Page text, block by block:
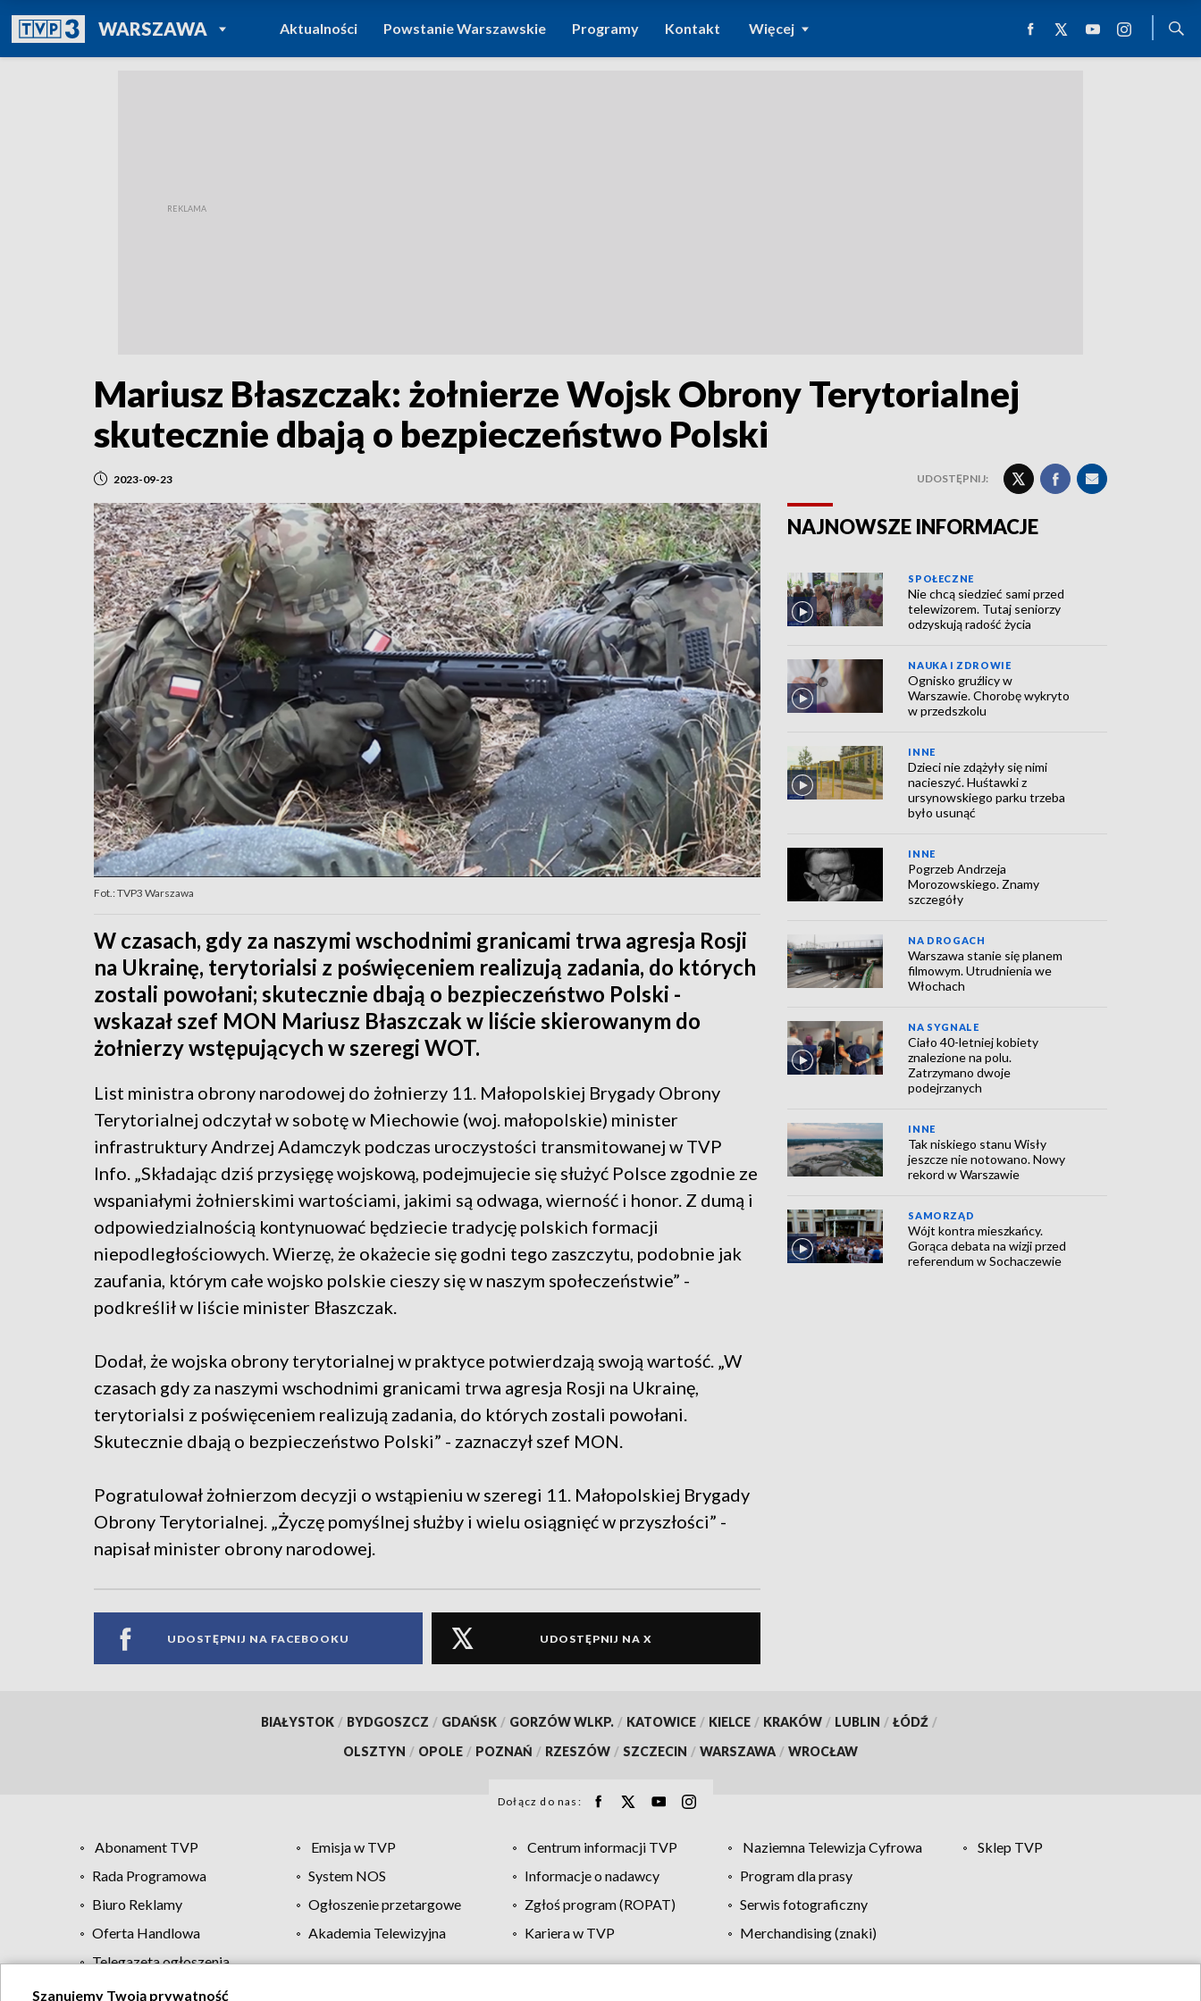
WARSZAWAPOWRÓT DO
TVP REGIONY
Aktualności Powstanie Warszawskie Programy Kontakt Więcej
Mariusz Błaszczak: żołnierze Wojsk Obrony Terytorialnej
skutecznie dbają o bezpieczeństwo Polski
2023-09-23 UDOSTĘPNIJ:
Fot.: TVP3 Warszawa
W czasach, gdy za naszymi wschodnimi granicami trwa agresja Rosji
na Ukrainę, terytorialsi z poświęceniem realizują zadania, do których
zostali powołani; skutecznie dbają o bezpieczeństwo Polski -
wskazał szef MON Mariusz Błaszczak w liście skierowanym do
żołnierzy wstępujących w szeregi WOT.
List ministra obrony narodowej do żołnierzy 11. Małopolskiej Brygady Obrony
Terytorialnej odczytał w sobotę w Miechowie (woj. małopolskie) minister
infrastruktury Andrzej Adamczyk podczas uroczystości transmitowanej w TVP
Info. „Składając dziś przysięgę wojskową, podejmujecie się służyć Polsce zgodnie ze
wspaniałymi żołnierskimi wartościami, jakimi są odwaga, wierność i honor. Z dumą i
odpowiedzialnością kontynuować będziecie tradycję polskich formacji
niepodległościowych. Wierzę, że okażecie się godni tego zaszczytu, podobnie jak
zaufania, którym całe wojsko polskie cieszy się w naszym społeczeństwie” -
podkreślił w liście minister Błaszczak.
Dodał, że wojska obrony terytorialnej w praktyce potwierdzają swoją wartość. „W
czasach gdy za naszymi wschodnimi granicami trwa agresja Rosji na Ukrainę,
terytorialsi z poświęceniem realizują zadania, do których zostali powołani.
Skutecznie dbają o bezpieczeństwo Polski” - zaznaczył szef MON.
Pogratulował żołnierzom decyzji o wstąpieniu w szeregi 11. Małopolskiej Brygady
Obrony Terytorialnej. „Życzę pomyślnej służby i wielu osiągnięć w przyszłości” -
napisał minister obrony narodowej.
UDOSTĘPNIJ NA FACEBOOKU UDOSTĘPNIJ NA X
NAJNOWSZE INFORMACJE
SPOŁECZNE
Nie chcą siedzieć sami przed
telewizorem. Tutaj seniorzy
odzyskują radość życia
NAUKA I ZDROWIE
Ognisko gruźlicy w
Warszawie. Chorobę wykryto
w przedszkolu
INNE
Dzieci nie zdążyły się nimi
nacieszyć. Huśtawki z
ursynowskiego parku trzeba
było usunąć
INNE
Pogrzeb Andrzeja
Morozowskiego. Znamy
szczegóły
NA DROGACH
Warszawa stanie się planem
filmowym. Utrudnienia we
Włochach
NA SYGNALE
Ciało 40-letniej kobiety
znalezione na polu.
Zatrzymano dwoje
podejrzanych
INNE
Tak niskiego stanu Wisły
jeszcze nie notowano. Nowy
rekord w Warszawie
SAMORZĄD
Wójt kontra mieszkańcy.
Gorąca debata na wizji przed
referendum w Sochaczewie
BIAŁYSTOK / BYDGOSZCZ / GDAŃSK / GORZÓW WLKP. / KATOWICE / KIELCE / KRAKÓW / LUBLIN / ŁÓDŹ /
OLSZTYN / OPOLE / POZNAŃ / RZESZÓW / SZCZECIN / WARSZAWA / WROCŁAW
Dołącz do nas:
Abonament TVP Emisja w TVP Centrum informacji TVP Naziemna Telewizja Cyfrowa
Sklep TVP
Rada Programowa
System NOS Informacje o nadawcy
Program dla prasy
Biuro Reklamy
Ogłoszenie przetargowe Zgłoś program (ROPAT)
Serwis fotograficzny
Oferta Handlowa
Akademia Telewizyjna Kariera w TVP
Merchandising (znaki)
Telegazeta ogłoszenia
Szanujemy Twoją prywatność